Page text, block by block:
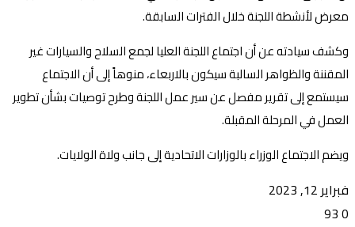
معرض لأنشطة اللجنة خلال الفترات السابقة.
وكشف سيادته عن أن اجتماع اللجنة العليا لجمع السلاح والسيارات غير
المقننة والظواهر السالبة سيكون بالاربعاء، منوهاً إلى أن الاجتماع
سيستمع إلى تقرير مفصل عن سير عمل اللجنة وطرح توصيات بشأن تطوير
العمل في المرحلة المقبلة.
ويضم الاجتماع الوزراء بالوزارات الاتحادية إلى جانب ولاة الولايات.
فبراير 12, 2023
0